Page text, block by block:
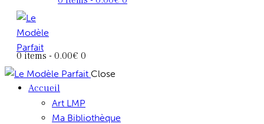
0 items - 0.00€ 0
Close
Accueil
Art LMP
Ma Bibliothèque